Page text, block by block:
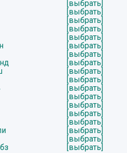
[выбрать]
[выбрать]
[выбрать]
[выбрать]
[выбрать]
[выбрать]
[выбрать]
[выбрать]
[выбрать]
[выбрать]
[выбрать]
[выбрать]
[выбрать]
[выбрать]
[выбрать]
[выбрать]
[выбрать]
[выбрать]